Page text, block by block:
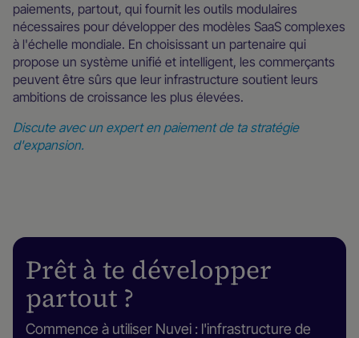
paiements, partout, qui fournit les outils modulaires
nécessaires pour développer des modèles SaaS complexes
à l'échelle mondiale. En choisissant un partenaire qui
propose un système unifié et intelligent, les commerçants
peuvent être sûrs que leur infrastructure soutient leurs
ambitions de croissance les plus élevées.
Discute avec un expert en paiement de ta stratégie
d'expansion.
Prêt à te développer
partout ?
Commence à utiliser Nuvei : l'infrastructure de